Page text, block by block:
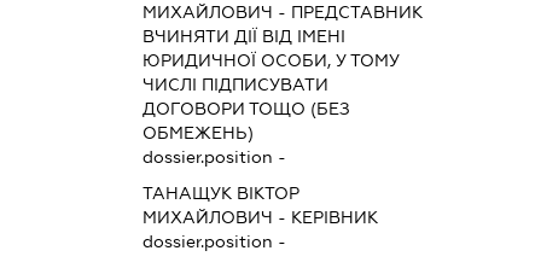
МИХАЙЛОВИЧ - ПРЕДСТАВНИК
ВЧИНЯТИ ДІЇ ВІД ІМЕНІ
ЮРИДИЧНОЇ ОСОБИ, У ТОМУ
ЧИСЛІ ПІДПИСУВАТИ
ДОГОВОРИ ТОЩО (БЕЗ
ОБМЕЖЕНЬ)
dossier.position -
ТАНАЩУК ВІКТОР
МИХАЙЛОВИЧ - КЕРІВНИК
dossier.position -